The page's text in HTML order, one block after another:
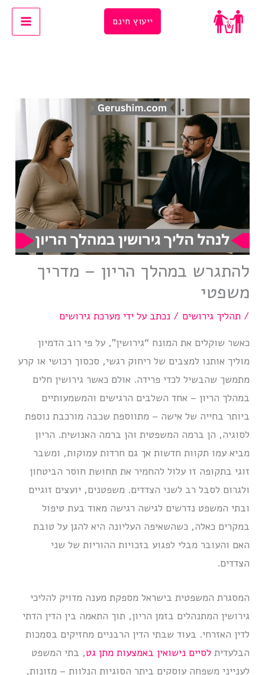
ייעוץ חינם
להתגרש במהלך הריון – מדריך
משפטי
/תהליך גירושים / נכתב על ידימערכת גירושים
כאשר שוקלים את המונח “גירושין”, על פי רוב הדמיון
מוליך אותנו למצבים של ריחוק רגשי, סכסוך רכושי או קרע
מתמשך שהבשיל לכדי פרידה. אולם כאשר גירושין חלים
במהלך הריון – אחד השלבים הרגישים והמשמעותיים
ביותר בחייה של אישה – מתווספת שכבה מורכבת נוספת
לסוגיה, הן ברמה המשפטית והן ברמה האנושית. הריון
מביא עמו תקוות חדשות אך גם חרדות עמוקות, ומשבר
זוגי בתקופה זו עלול להחמיר את תחושת חוסר הביטחון
ולגרום לסבל רב לשני הצדדים. משפטנים, יועצים זוגיים
ובתי המשפט נדרשים לגישה רגישה מאוד בעת טיפול
במקרים כאלה, כשהשאיפה העליונה היא להגן על טובת
האם והעובר מבלי לפגוע בזכויות ההוריות של שני
הצדדים.
המסגרת המשפטית בישראל מספקת מענה מדויק להליכי
גירושין המתנהלים בזמן הריון, תוך התאמה בין הדין הדתי
לדין האזרחי. בעוד שבתי הדין הרבניים מחזיקים בסמכות
הבלעדיתלסיים נישואין באמצעות מתן גט, בתי המשפט
לענייני משפחה עוסקים ביתר הסוגיות הנלוות – מזונות,